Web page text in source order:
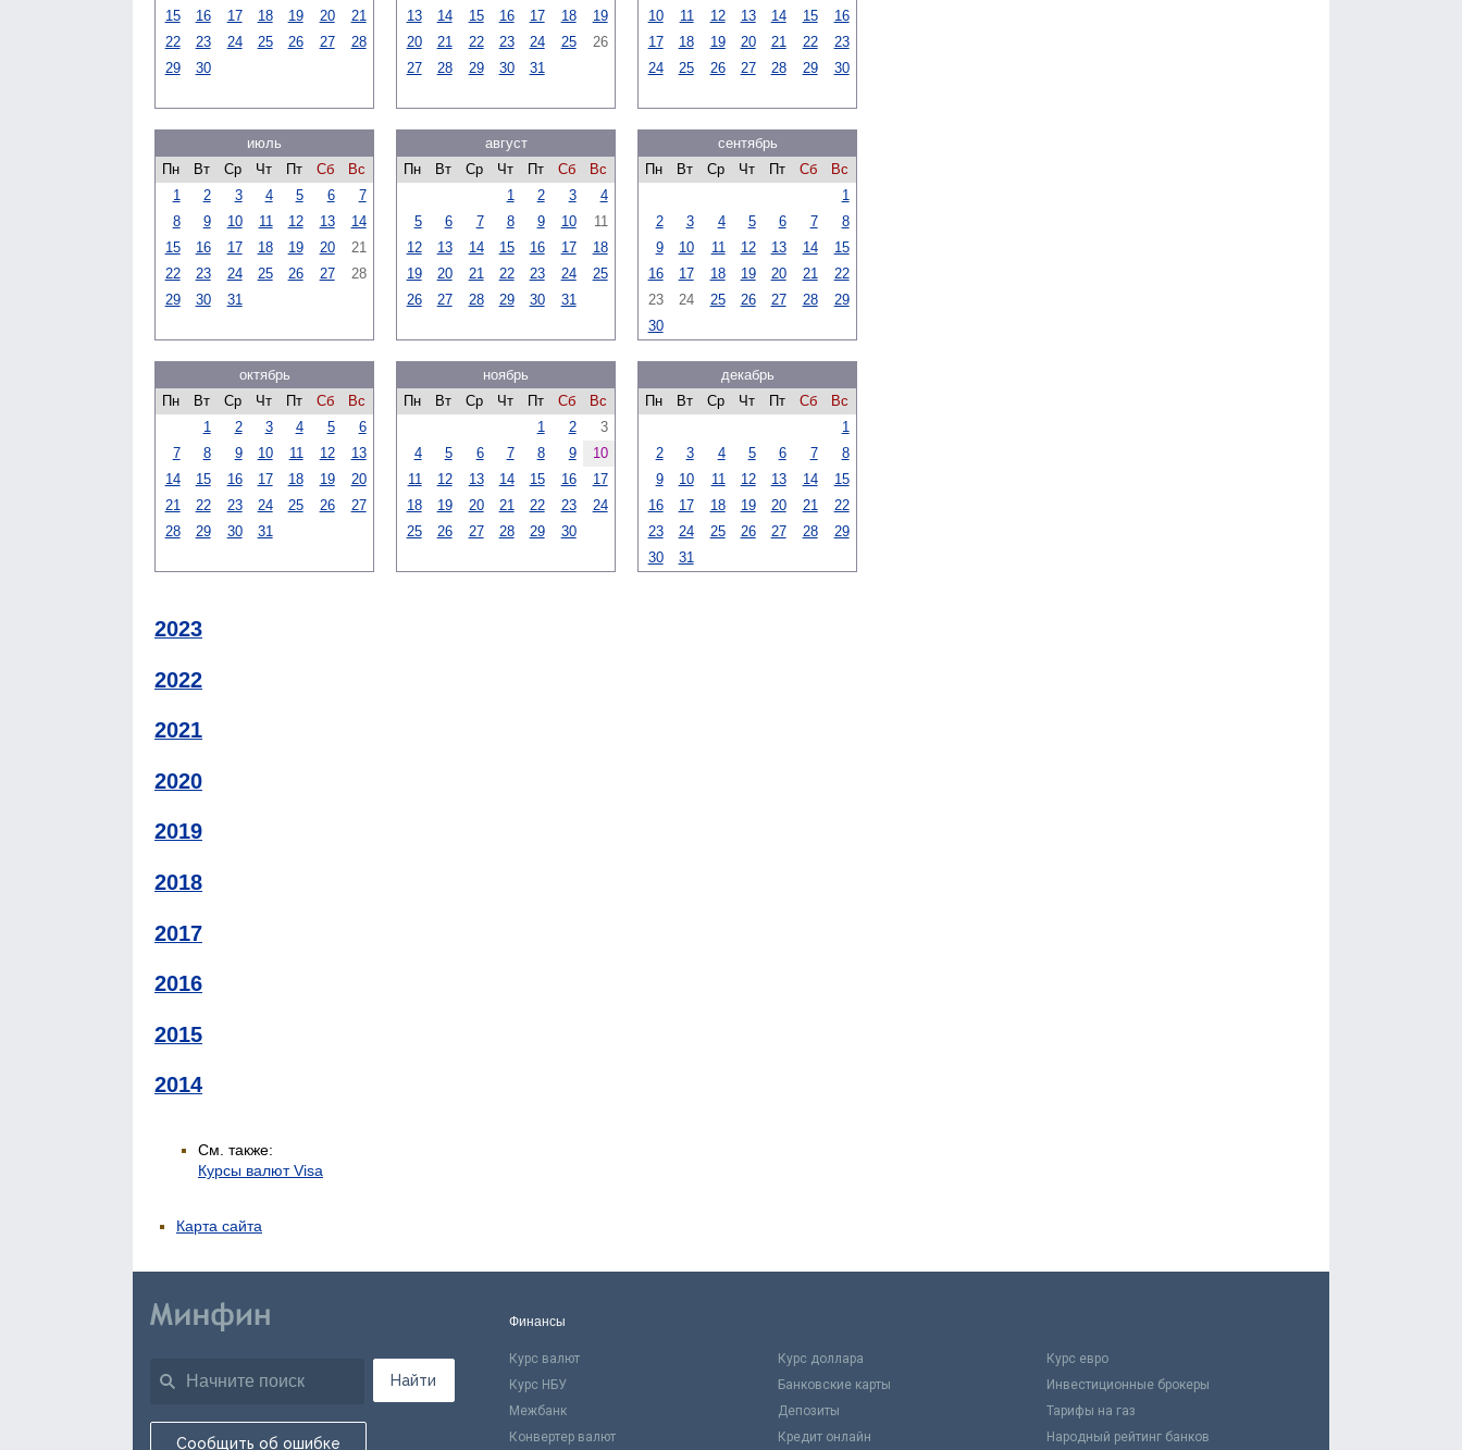
15
16 17 18 19 20
21
22
23 24 25 26 27
28
29
30
13
14 15 16 17 18
19
20
21 22 23 24 25
26
27
28 29 30 31
10
11 12 13 14 15
16
17
18 19 20 21 22
23
24
25 26 27 28 29 30
июль
Пн
Вт Ср Чт Пт Сб
Вс
1
2 3 4 5 6
7
8
9 10 11 12 13
14
15
16 17 18 19 20
21
22
23 24 25 26 27
28
29
30 31
август
Пн
Вт Ср Чт Пт Сб
Вс
1
2 3
4
5
6 7 8 9 10
11
12
13 14 15 16 17
18
19
20 21 22 23 24
25
26
27 28 29 30 31
сентябрь
Пн
Вт Ср Чт Пт Сб
Вс
1
2
3 4 5 6 7
8
9
10 11 12 13 14
15
16
17 18 19 20 21
22
23
24 25 26 27 28
29
30
октябрь
Пн
Вт Ср Чт Пт Сб
Вс
1
2 3 4 5
6
7
8 9 10 11 12
13
14
15 16 17 18 19
20
21
22 23 24 25 26
27
28
29 30 31
ноябрь
Пн
Вт Ср Чт Пт Сб
Вс
1
2
3
4
5 6 7 8 9
10
11
12 13 14 15 16
17
18
19 20 21 22 23
24
25
26 27 28 29 30
декабрь
Пн
Вт Ср Чт Пт Сб
Вс
1
2
3 4 5 6 7
8
9
10 11 12 13 14
15
16
17 18 19 20 21
22
23
24 25 26 27 28
29
30
31
2023
2022
2021
2020
2019
2018
2017
2016
2015
2014
См. также:
Курсы валют Visa
Карта сайта
Найти
Сообщить об ошибке
Финансы
Курс валют Курс доллара
Курс евро
Курс НБУ
Банковские карты
Инвестиционные брокеры
Межбанк
Депозиты
Тарифы на газ
Конвертер валют
Кредит онлайн Народный рейтинг банков